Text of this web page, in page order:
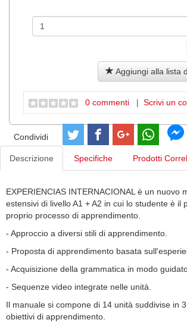
Aggiungi alla lista
0 commenti | Scrivi un
Condividi
Descrizione Specifiche Prodotti
EXPERIENCIAS INTERNACIONAL è un nuovo
estensivi di livello A1 + A2 in cui lo studente è il
proprio processo di apprendimento.
- Approccio a diversi stili di apprendimento.
- Proposta di apprendimento basata
- Acquisizione della grammatica in modo
- Sequenze video integrate nelle unità.
Il manuale si compone di 14 unità suddivise in
obiettivi di apprendimento.